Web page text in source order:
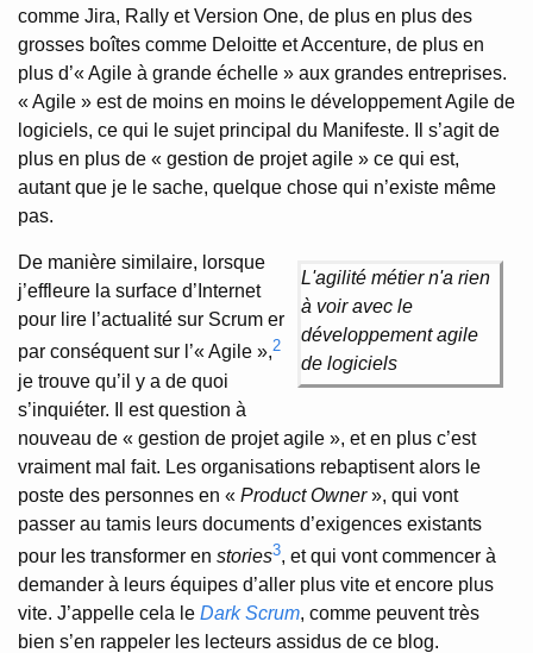
comme Jira, Rally et Version One, de plus en plus des
grosses boîtes comme Deloitte et Accenture, de plus en
plus d’« Agile à grande échelle » aux grandes entreprises.
« Agile » est de moins en moins le développement Agile de
logiciels, ce qui le sujet principal du Manifeste. Il s’agit de
plus en plus de « gestion de projet agile » ce qui est,
autant que je le sache, quelque chose qui n’existe même
pas.
L'agilité métier n'a rien
à voir avec le
développement agile
de logiciels
De manière similaire, lorsque
j’effleure la surface d’Internet
pour lire l’actualité sur Scrum er
par conséquent sur l’« Agile »,2
je trouve qu’il y a de quoi
s’inquiéter. Il est question à
nouveau de « gestion de projet agile », et en plus c’est
vraiment mal fait. Les organisations rebaptisent alors le
poste des personnes en « Product Owner», qui vont
passer au tamis leurs documents d’exigences existants
pour les transformer en stories3, et qui vont commencer à
demander à leurs équipes d’aller plus vite et encore plus
vite. J’appelle cela le Dark Scrum, comme peuvent très
bien s’en rappeler les lecteurs assidus de ce blog.